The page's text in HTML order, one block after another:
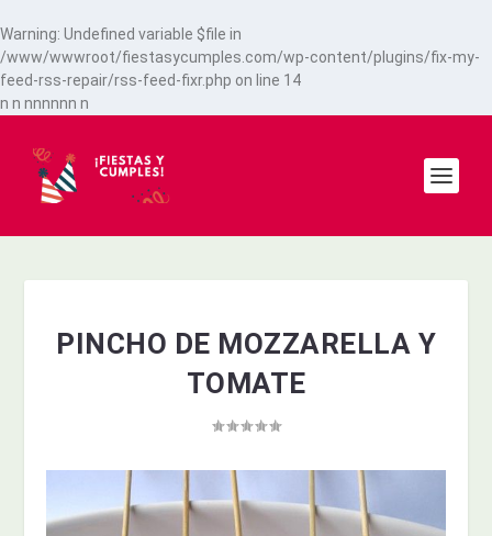
Warning: Undefined variable $file in
/www/wwwroot/fiestasycumples.com/wp-content/plugins/fix-my-
feed-rss-repair/rss-feed-fixr.php on line 14
n n nnnnnn n
PINCHO DE MOZZARELLA Y
TOMATE